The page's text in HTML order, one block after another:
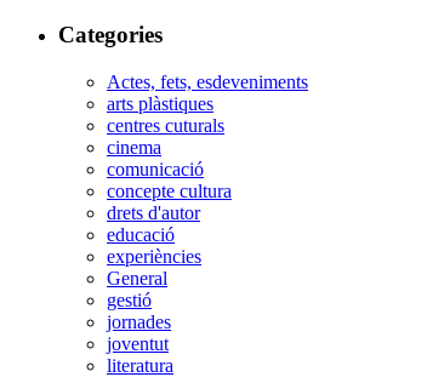
Categories
Actes, fets, esdeveniments
arts plàstiques
centres cuturals
cinema
comunicació
concepte cultura
drets d'autor
educació
experiències
General
gestió
jornades
joventut
literatura